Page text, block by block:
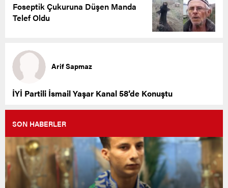
Foseptik Çukuruna Düşen Manda
Telef Oldu
Arif Sapmaz
İYİ Partili İsmail Yaşar Kanal 58’de Konuştu
SON HABERLER